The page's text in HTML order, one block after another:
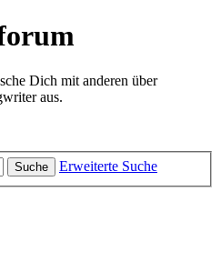
Dich mit anderen über
aus.
Suche Erweiterte Suche